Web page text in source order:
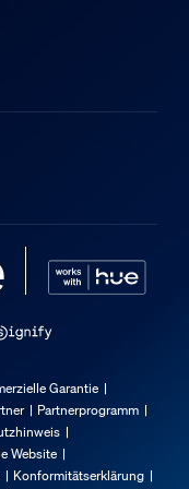
im
Abstand
Garantie
Partnerprogramm
Website
Konformitätserklärung